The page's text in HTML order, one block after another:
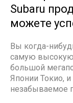
Subaru
можете
Вы когда-
самую
большой
Японии Токио, и
незабываемое